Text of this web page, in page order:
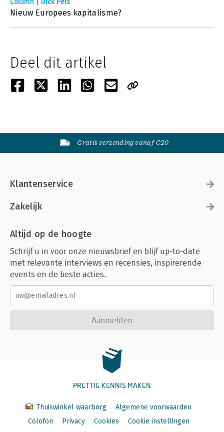
Column | Dick Pels
Nieuw Europees kapitalisme?
Deel dit artikel
Gratis verzending vanaf €20
Klantenservice
Zakelijk
Altijd op de hoogte
Schrijf u in voor onze nieuwsbrief en blijf up-to-date
met relevante interviews en recensies, inspirerende
events en de beste acties.
Aanmelden
PRETTIG KENNIS MAKEN
Thuiswinkel waarborg
Algemene voorwaarden
Colofon
Privacy Cookies
Cookie instellingen